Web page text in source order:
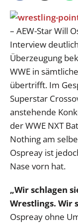
– AEW-Star Will
Interview
Überzeugung
WWE in
übertrifft. Im
Superstar
anstehende
der WWE NXT
Nothing am
Ospreay ist
Nase vorn hat.
„Wir schlagen
Wrestlings. Wir
Ospreay ohne